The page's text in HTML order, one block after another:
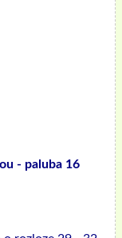
- paluba 16